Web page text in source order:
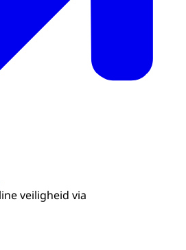
veiligheid via